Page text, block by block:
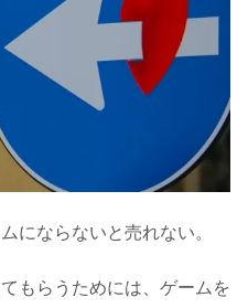
にならないと売れない。
もらうためには、ゲームを